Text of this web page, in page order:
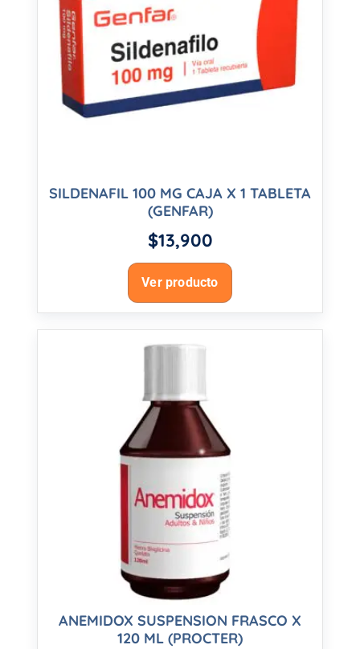
SILDENAFIL 100 MG CAJA X 1 TABLETA
(GENFAR)
$13,900
Ver producto
ANEMIDOX SUSPENSION FRASCO X
120 ML (PROCTER)